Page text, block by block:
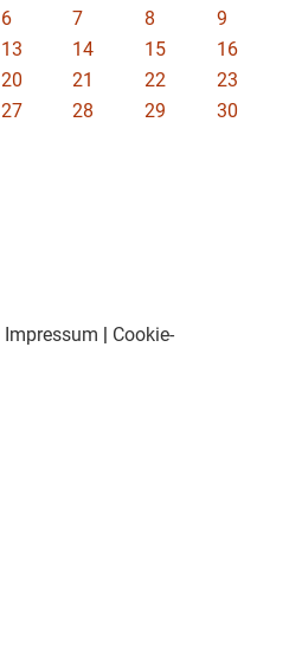
6 7 8
9
13 14 15
16
20 21 22
23
27 28 29
30
Impressum | Cookie-